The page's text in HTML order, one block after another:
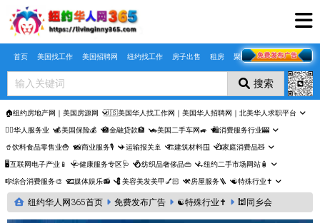
Skip to main content
首页 美国找工作 美国招聘网 纽约找工作 房子出售 租房 聚合页
搜索
🏠纽约房地产网｜美国房源网 🇺🇸美国华人找工作网｜美国华人招聘网｜北美华人求职平台
🤵‍♀️华人服务业 💰美国保险💰 🏦金融贷款🏦 🚗美国二手车网🚙 🛍️消费服务行业🎰
🥤饮料食品零售业🍟 📸商业服务🎙️ ✈️运输报关🚢 🏗️建筑材料🪟 📺家庭消费品🧸
🖥️互联网电子产业📱 🩺健康服务专区🩺 💍纺织品奢侈品👜 🛴纽约二手市场网站🧴
🎼综合消费服务🎨 🎞️媒体娱乐📻 💈美容美发美甲💅🏻 ⚒️房屋服务🪜 ☯️特殊行业✝️
纽约华人网365首页 免费发布广告 ☯️特殊行业✝️ 🕍同乡会